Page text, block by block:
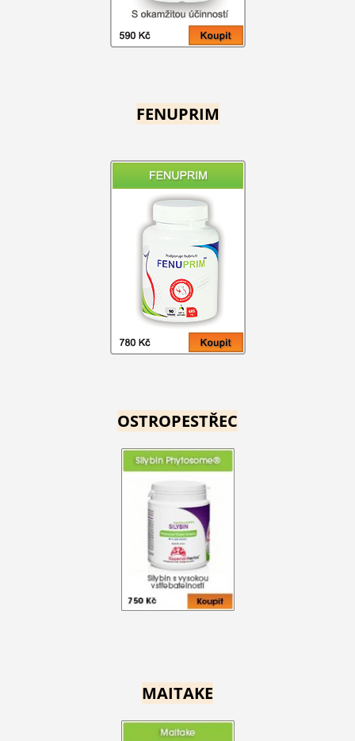
FENUPRIM
OSTROPESTŘEC
MAITAKE